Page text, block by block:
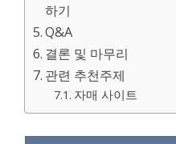
하기
Q&A
결론 및 마무리
관련 추천주제
자매 사이트